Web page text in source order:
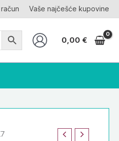
Vaše najčešće kupovine
0,00 €